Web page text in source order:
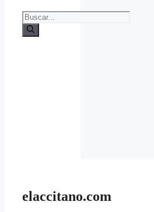
Buscar:
elaccitano.com